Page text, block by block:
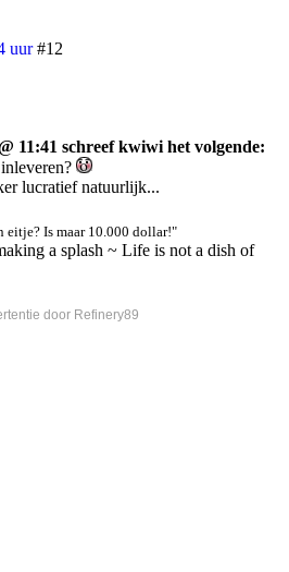
uur #12
11:41 schreef kwiwi het volgende:
lucratief natuurlijk...
eitje? Is maar 10.000 dollar!"
a splash ~ Life is not a dish of
door Refinery89